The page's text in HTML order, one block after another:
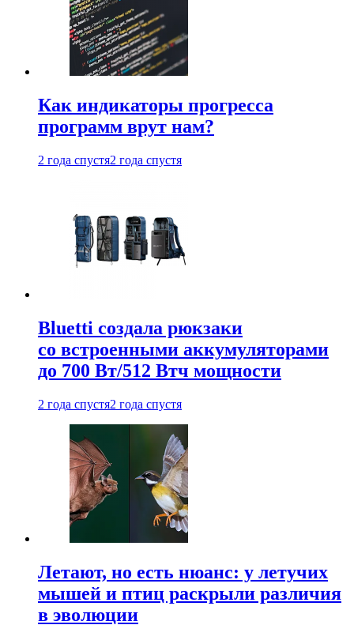
Как индикаторы прогресса
программ врут нам?
2 года спустя2 года спустя
Bluetti создала рюкзаки
со встроенными аккумуляторами
до 700 Вт/512 Втч мощности
2 года спустя2 года спустя
Летают, но есть нюанс: у летучих
мышей и птиц раскрыли различия
в эволюции